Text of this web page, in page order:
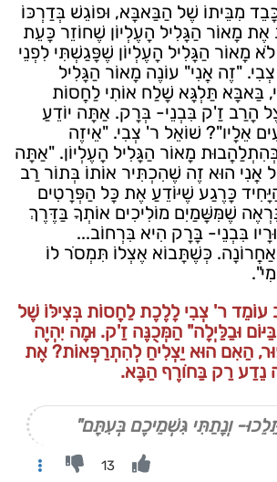
מִבֵּיתוֹ שֶׁל הַבַּאבָּא, וּפוֹגֵשׁ בְּדַרְכּוֹ
מָאוֹר הַגָּלִיל הָעֶלְיוֹן שֶׁחוֹזֵר כָּעֵת
מָאוֹר הַגָּלִיל הָעֶלְיוֹן שֶׁפָּגַשְׁתִּי לִפְנֵי
"זֶה אֲנִי" עוֹנֶה מָאוֹר הַגָּלִיל
בַּאבָּא תַּלְגָּא שָׁלַח אוֹתִי לַחֲסוֹת
הָרַב זַ'ק בִּבְנֵי- בְּרָק. אַתָּה יוֹדֵעַ
אֵלָיו"? שׁוֹאֵל ר' צְבִי. "אֵיזֶה
מָאוֹר הַגָּלִיל הָעֶלְיוֹן. "אַתָּה
אֲנִי הוּא זֶה שֶׁהִכְתִּיר אוֹתוֹ בְּתוֹר רַב
כָּרֶגַע שֶׁיּוֹדֵעַ אֶת כָּל הַפְּרָטִים
שֶׁמִּשָּׁמַיִם מוֹלִיכִים אוֹתְךָ בַּדֶּרֶךְ
בִּבְנֵי- בָּרָק הִיא בִּרְחוֹב...
כְּשֶׁתָּבוֹא אֶצְלוֹ תִּמְסֹר לוֹ
עוֹמֵד ר' צְבִי לָלֶכֶת לַחֲסוֹת בְּצִילּוֹ שֶׁל
וּבַלַּיְלָה" הַמְּכֻנֶּה זַ'ק. וּמָה יִהְיֶה
הַאִם הוּא יַצְלִיחַ לְהִתְרַפְּאוֹת? אֶת
נֵדַע רַק בַּחֹורֶף הַבָּא.
וְנָתַתִּי גִּשְׁמֵיכֶם בְּעִתָּם"
13